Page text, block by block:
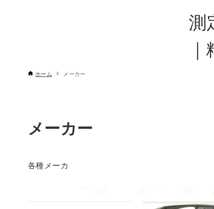
測
ホーム メーカー
メーカー
各種メーカ